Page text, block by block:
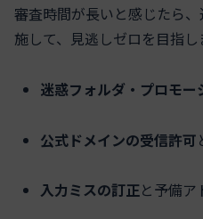
審査時間が長いと感じたら
施して、見逃しゼロを目指し
迷惑フォルダ・プロモー
公式ドメインの受信許可
入力ミスの訂正と予備ア